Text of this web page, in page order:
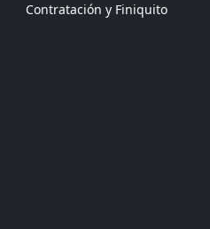
Contratación y Finiquito